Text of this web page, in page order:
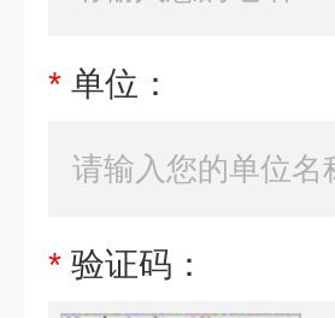
* 单位：
* 验证码：